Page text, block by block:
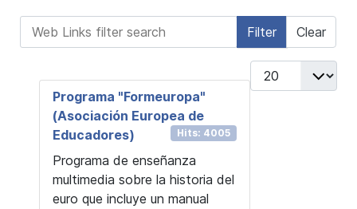
Web Links filter search Filter Clear
Display #
Programa "Formeuropa"
(Asociación Europea de
Educadores)
Hits: 4005
Programa de enseñanza
multimedia sobre la historia del
euro que incluye un manual